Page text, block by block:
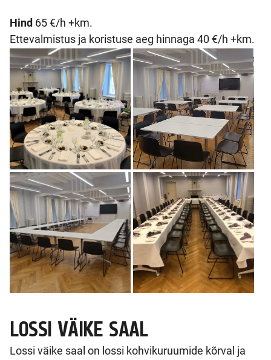
Hind 65 €/h +km.
Ettevalmistus ja koristuse aeg hinnaga 40 €/h +km.
LOSSI VÄIKE SAAL
Lossi väike saal on lossi kohvikuruumide kõrval ja